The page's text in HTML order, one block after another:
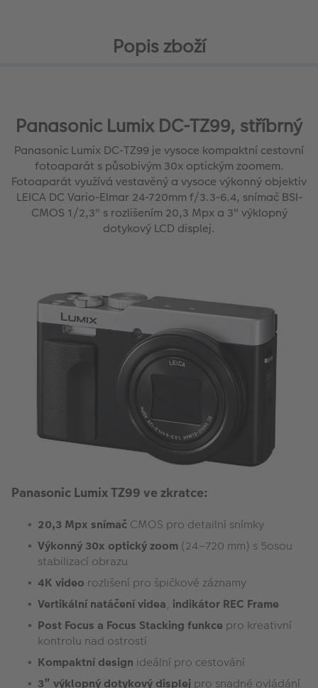
Popis zboží
Panasonic Lumix DC-TZ99, stříbrný
Panasonic Lumix DC-TZ99 je vysoce kompaktní cestovní
fotoaparát s působivým 30x optickým zoomem.
Fotoaparát využívá vestavěný a vysoce výkonný objektiv
LEICA DC Vario-Elmar 24-720mm f/3.3-6.4, snímač BSI-
CMOS 1/2,3" s rozlišením 20,3 Mpx a 3" výklopný
dotykový LCD displej.
Panasonic Lumix TZ99 ve zkratce:
20,3 Mpx snímač CMOS pro detailní snímky
Výkonný 30x optický zoom (24–720 mm) s 5osou
stabilizací obrazu
4K video rozlišení pro špičkové záznamy
Vertikální natáčení videa, indikátor REC Frame
Post Focus a Focus Stacking funkce pro kreativní
kontrolu nad ostrostí
Kompaktní design ideální pro cestování
3” výklopný dotykový displej pro snadné ovládání